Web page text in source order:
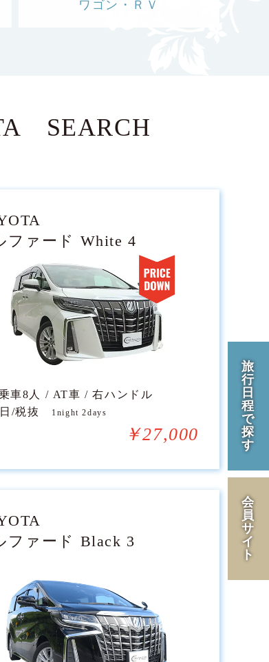
ワゴン・ＲＶ
SEARCH
ファード White 4
車8人 / AT車 / 右ハンドル
日/税抜
1night 2days
￥27,000
ファード Black 3
旅
行
日
程
で
探
す
会
員
サ
イ
ト